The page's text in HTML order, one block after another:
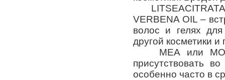
LITSEACITRATA
VERBENA OIL –
волос и гелях
другой косметики
МЕА или
присутствовать
особенно часто в